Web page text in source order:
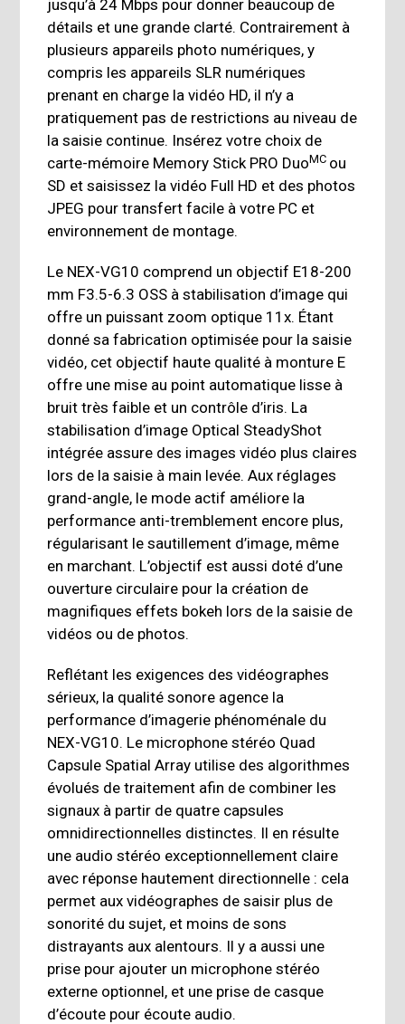
jusqu’à 24 Mbps pour donner beaucoup de
détails et une grande clarté. Contrairement à
plusieurs appareils photo numériques, y
compris les appareils SLR numériques
prenant en charge la vidéo HD, il n’y a
pratiquement pas de restrictions au niveau de
la saisie continue. Insérez votre choix de
carte-mémoire Memory Stick PRO DuoMC ou
SD et saisissez la vidéo Full HD et des photos
JPEG pour transfert facile à votre PC et
environnement de montage.
Le NEX-VG10 comprend un objectif E18-200
mm F3.5-6.3 OSS à stabilisation d’image qui
offre un puissant zoom optique 11x. Étant
donné sa fabrication optimisée pour la saisie
vidéo, cet objectif haute qualité à monture E
offre une mise au point automatique lisse à
bruit très faible et un contrôle d’iris. La
stabilisation d’image Optical SteadyShot
intégrée assure des images vidéo plus claires
lors de la saisie à main levée. Aux réglages
grand-angle, le mode actif améliore la
performance anti-tremblement encore plus,
régularisant le sautillement d’image, même
en marchant. L’objectif est aussi doté d’une
ouverture circulaire pour la création de
magnifiques effets bokeh lors de la saisie de
vidéos ou de photos.
Reflétant les exigences des vidéographes
sérieux, la qualité sonore agence la
performance d’imagerie phénoménale du
NEX-VG10. Le microphone stéréo Quad
Capsule Spatial Array utilise des algorithmes
évolués de traitement afin de combiner les
signaux à partir de quatre capsules
omnidirectionnelles distinctes. Il en résulte
une audio stéréo exceptionnellement claire
avec réponse hautement directionnelle : cela
permet aux vidéographes de saisir plus de
sonorité du sujet, et moins de sons
distrayants aux alentours. Il y a aussi une
prise pour ajouter un microphone stéréo
externe optionnel, et une prise de casque
d’écoute pour écoute audio.